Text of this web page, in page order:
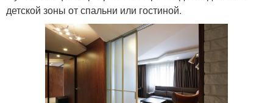
детской зоны от спальни или гостиной.